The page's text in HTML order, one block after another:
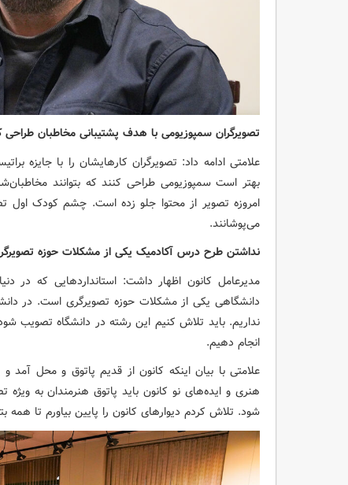
تصویرگران سمپوزیومی با هدف پشتیبانی مخاطبان طراحی
علامتی ادامه داد: تصویرگران کارهایشان را با جایزه
بهتر است سمپوزیومی طراحی کنند که بتوانند
امروزه تصویر از محتوا جلو زده است. چشم کودک اول
می‌پوشانند.
نداشتن طرح درس آکادمیک یکی از مشکلات حوزه
مدیرعامل کانون اظهار داشت: استانداردهایی که
دانشگاهی یکی از مشکلات حوزه تصویرگری است. در
نداریم. باید تلاش کنیم این رشته در دانشگاه تصویب
انجام دهیم.
علامتی با بیان اینکه کانون از قدیم پاتوق و محل
هنری و ایده‌های نو کانون باید پاتوق هنرمندان به ویژه
شود. تلاش کردم دیوارهای کانون را پایین بیاورم تا همه